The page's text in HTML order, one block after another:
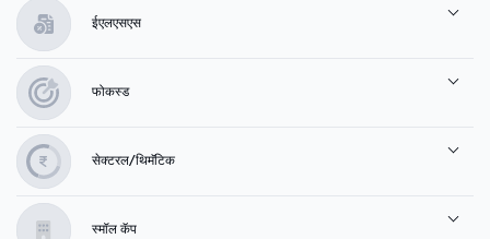
ईएलएसएस
फोकस्ड
सेक्टरल/थिमॅटिक
स्मॉल कॅप